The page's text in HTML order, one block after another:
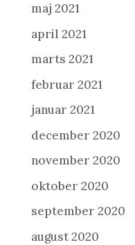
maj 2021
april 2021
marts 2021
februar 2021
januar 2021
december 2020
november 2020
oktober 2020
september 2020
august 2020